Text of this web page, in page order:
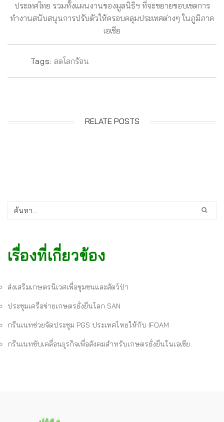
ประเทศไทย รวมทั้งแผนงานของมูลนิธิฯ ที่จะขยายขอบเขตการ
ทำงานสนับสนุนการปรับตัวให้ครอบคลุมประเทศต่างๆ ในภูมิภาค
เอเชีย
Tags: ลดโลกร้อน
RELATE POSTS
เรื่องที่เกี่ยวข้อง
ส่งเสริมเกษตรนิเวศเพื่อชุมชนและสัตว์ป่า
ประชุมเครือข่ายเกษตรยั่งยืนโลก SAN
กรีนเนทช่วยจัดประชุม PGS ประเทศไทยให้กับ IFOAM
กรีนเนทขับเคลื่อนธุรกิจเพื่อสังคมสำหรับเกษตรยั่งยืนในเอเชีย